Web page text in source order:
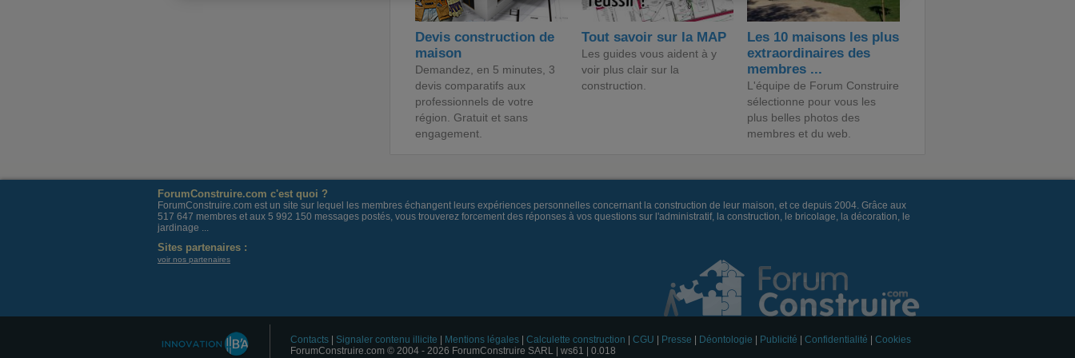
Devis construction de
maison
Demandez, en 5 minutes, 3
devis comparatifs aux
professionnels de votre
région. Gratuit et sans
engagement.
Tout savoir sur la MAP
Les guides vous aident à y
voir plus clair sur la
construction.
Les 10 maisons les plus
extraordinaires des
membres ...
L'équipe de Forum Construire
sélectionne pour vous les
plus belles photos des
membres et du web.
ForumConstruire.com c'est quoi ?
ForumConstruire.com est un site sur lequel les membres échangent leurs expériences personnelles concernant la construction de leur maison, et ce depuis 2004. Grâce aux
517 647 membres et aux 5 992 150 messages postés, vous trouverez forcement des réponses à vos questions sur l'administratif, la construction, le bricolage, la décoration, le
jardinage ...
Sites partenaires :
voir nos partenaires
Contacts Signaler contenu illicite Mentions légales Calculette construction CGU Presse Déontologie Publicité Confidentialité
Cookies
ForumConstruire.com © 2004 - 2026 ForumConstruire SARL | ws61 | 0.018